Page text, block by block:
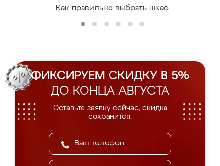
Как правильно выбрать шкаф
ФИКСИРУЕМ СКИДКУ В 5%
ДО КОНЦА АВГУСТА
Оставьте заявку сейчас, скидка
сохранится.